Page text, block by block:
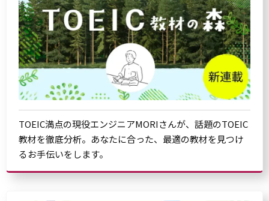
TOEIC満点の現役エンジニアMORIさんが、話題のTOEIC
教材を徹底分析。あなたに合った、最適の教材を見つけ
るお手伝いをします。